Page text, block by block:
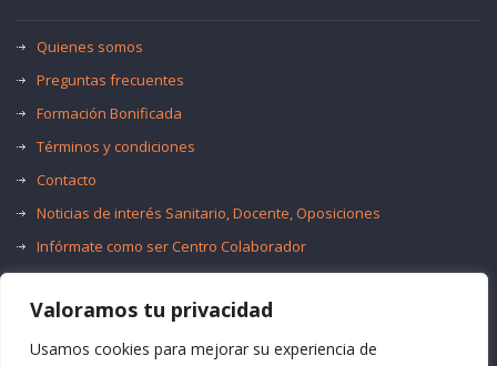
Valoramos tu privacidad
Usamos cookies para mejorar su experiencia de
Quienes somos
Preguntas frecuentes
Formación Bonificada
Términos y condiciones
Contacto
Noticias de interés Sanitario, Docente, Oposiciones
Infórmate como ser Centro Colaborador
Oferta de Empleo Público
Bolsas de Empleo